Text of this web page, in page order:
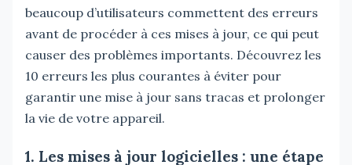
beaucoup d’utilisateurs commettent des erreurs
avant de procéder à ces mises à jour, ce qui peut
causer des problèmes importants. Découvrez les
10 erreurs les plus courantes à éviter pour
garantir une mise à jour sans tracas et prolonger
la vie de votre appareil.
1. Les mises à jour logicielles : une étape